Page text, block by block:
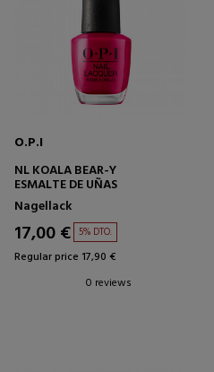
O.P.I
NL KOALA BEAR-Y
ESMALTE DE UÑAS
Nagellack
17,00 € 5% DTO.
Regular price 17,90 €
0 reviews